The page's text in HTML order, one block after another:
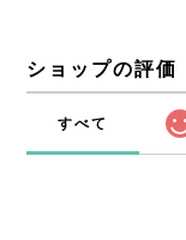
ショップの評価
すべて